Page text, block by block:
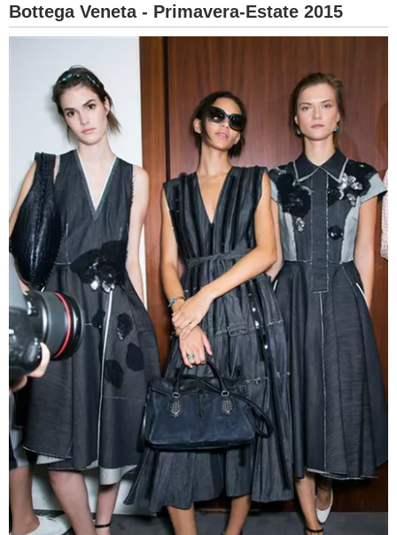
Bottega Veneta - Primavera-Estate 2015